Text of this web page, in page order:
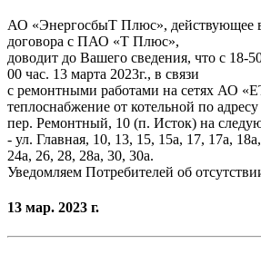
АО «ЭнергосбыТ Плюс», действующее в
договора с ПАО «Т Плюс»,
доводит до Вашего сведения, что с 18-
00 час. 13 марта 2023г., в связи
с ремонтными работами на сетях АО
теплоснабжение от котельной по адресу
пер. Ремонтный, 10 (п. Исток) на
- ул. Главная, 10, 13, 15, 15а, 17, 17а,
24а, 26, 28, 28а, 30, 30а.
Уведомляем Потребителей об
13 мар. 2023 г.